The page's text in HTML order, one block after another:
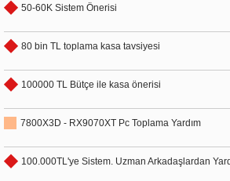
50-60K Sistem Önerisi
80 bin TL toplama kasa tavsiyesi
100000 TL Bütçe ile kasa önerisi
7800X3D - RX9070XT Pc Toplama Yardım
100.000TL'ye Sistem. Uzman Arkadaşlardan